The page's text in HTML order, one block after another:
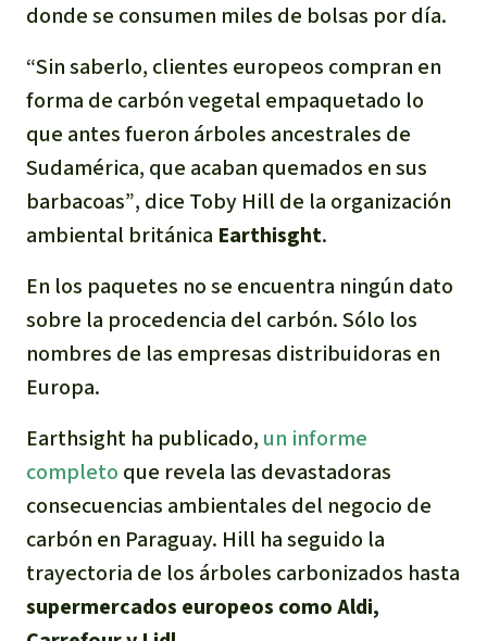
donde se consumen miles de bolsas por día.
“Sin saberlo, clientes europeos compran en
forma de carbón vegetal empaquetado lo
que antes fueron árboles ancestrales de
Sudamérica, que acaban quemados en sus
barbacoas”, dice Toby Hill de la organización
ambiental británica Earthisght.
En los paquetes no se encuentra ningún dato
sobre la procedencia del carbón. Sólo los
nombres de las empresas distribuidoras en
Europa.
Earthsight ha publicado, un informe
completo que revela las devastadoras
consecuencias ambientales del negocio de
carbón en Paraguay. Hill ha seguido la
trayectoria de los árboles carbonizados hasta
supermercados europeos como Aldi,